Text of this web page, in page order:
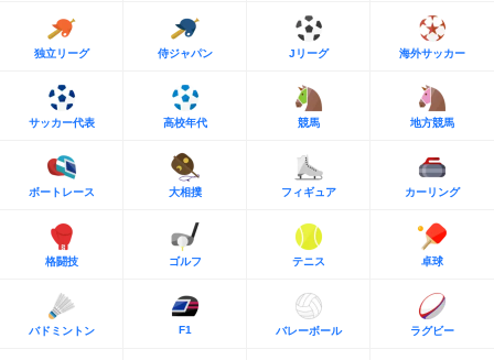
独立リーグ 侍ジャパン Jリーグ 海外サッカー
サッカー代表 高校年代 競馬 地方競馬
ボートレース 大相撲 フィギュア カーリング
格闘技 ゴルフ テニス 卓球
バドミントン F1 バレーボール ラグビー